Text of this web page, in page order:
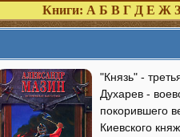
Книги: А Б В Г Д Е Ж З
"Князь" -
Духарев -
покорившего
Киевского